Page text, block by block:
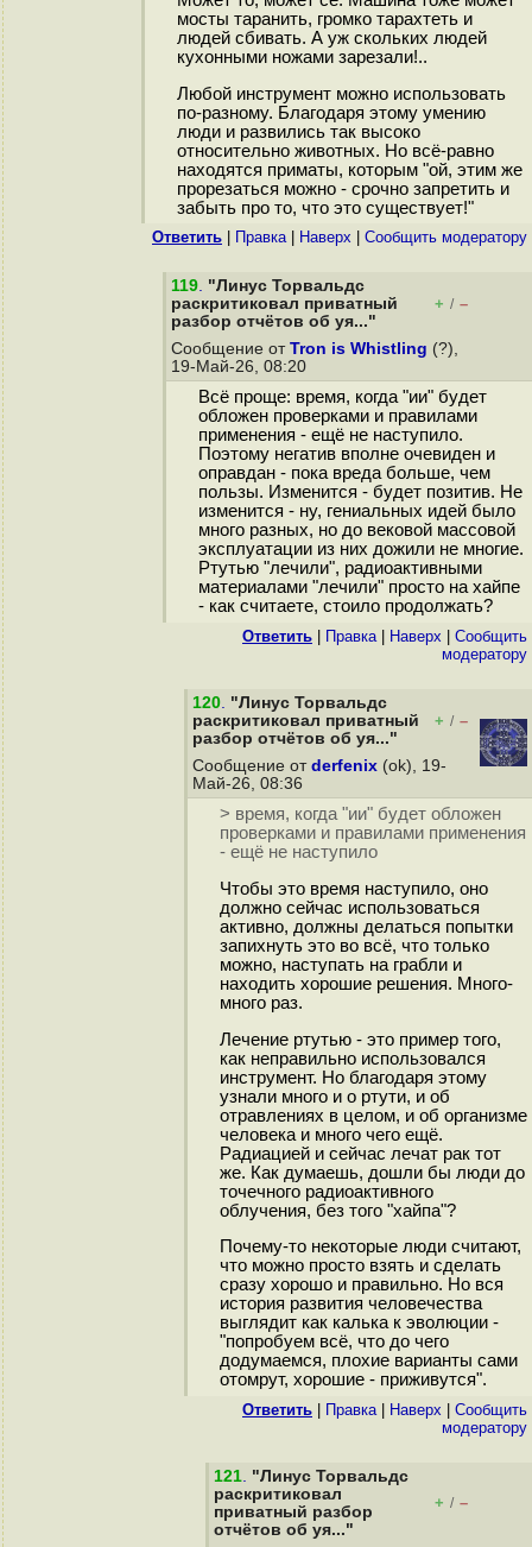
мосты таранить, громко тарахтеть и
людей сбивать. А уж скольких людей
кухонными ножами зарезали!..
Любой инструмент можно использовать
по-разному. Благодаря этому умению
люди и развились так высоко
относительно животных. Но всё-равно
находятся приматы, которым "ой, этим же
прорезаться можно - срочно запретить и
забыть про то, что это существует!"
Ответить Правка| Наверх Cообщить модератору
119. "Линус Торвальдс
раскритиковал приватный
разбор отчётов об уя..."
+ / –
Сообщение от Tron is Whistling (?),
19-Май-26, 08:20
Всё проще: время, когда "ии" будет
обложен проверками и правилами
применения - ещё не наступило.
Поэтому негатив вполне очевиден и
оправдан - пока вреда больше, чем
пользы. Изменится - будет позитив. Не
изменится - ну, гениальных идей было
много разных, но до вековой массовой
эксплуатации из них дожили не многие.
Ртутью "лечили", радиоактивными
материалами "лечили" просто на хайпе
- как считаете, стоило продолжать?
Ответить Правка| Наверх
Cообщить
модератору
120. "Линус Торвальдс
раскритиковал приватный
разбор отчётов об уя..."
+ / –
Сообщение от derfenix (ok), 19-
Май-26, 08:36
> время, когда "ии" будет обложен
проверками и правилами применения
- ещё не наступило
Чтобы это время наступило, оно
должно сейчас использоваться
активно, должны делаться попытки
запихнуть это во всё, что только
можно, наступать на грабли и
находить хорошие решения. Много-
много раз.
Лечение ртутью - это пример того,
как неправильно использовался
инструмент. Но благодаря этому
узнали много и о ртути, и об
отравлениях в целом, и об организме
человека и много чего ещё.
Радиацией и сейчас лечат рак тот
же. Как думаешь, дошли бы люди до
точечного радиоактивного
облучения, без того "хайпа"?
Почему-то некоторые люди считают,
что можно просто взять и сделать
сразу хорошо и правильно. Но вся
история развития человечества
выглядит как калька к эволюции -
"попробуем всё, что до чего
додумаемся, плохие варианты сами
отомрут, хорошие - приживутся".
Ответить Правка| Наверх
Cообщить
модератору
121. "Линус Торвальдс
раскритиковал
приватный разбор
отчётов об уя..."
+ / –